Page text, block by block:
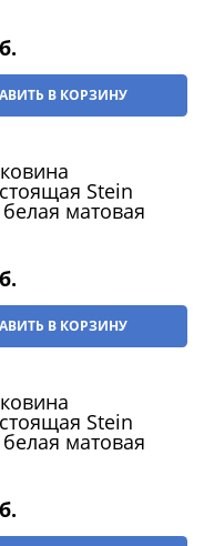
В КОРЗИНУ
Stein
матовая
В КОРЗИНУ
Stein
матовая